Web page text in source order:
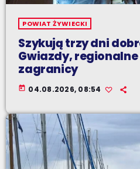
POWIAT ŻYWIECKI
Szykują trzy dni
Gwiazdy,
zagranicy
today 04.08.2026, 08:54